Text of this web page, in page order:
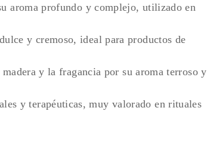
aroma profundo y complejo, utilizado en
y cremoso, ideal para productos de
y la fragancia por su aroma terroso y
y terapéuticas, muy valorado en rituales